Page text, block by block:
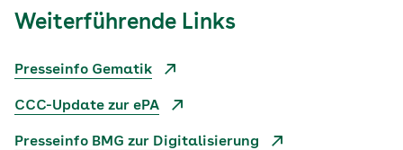
Weiterführende Links
Presseinfo Gematik
CCC-Update zur ePA
Presseinfo BMG zur Digitalisierung